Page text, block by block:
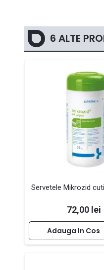
6 ALTE
Servetele Mikrozid
Pret
72,00 lei
Adauga In Cos